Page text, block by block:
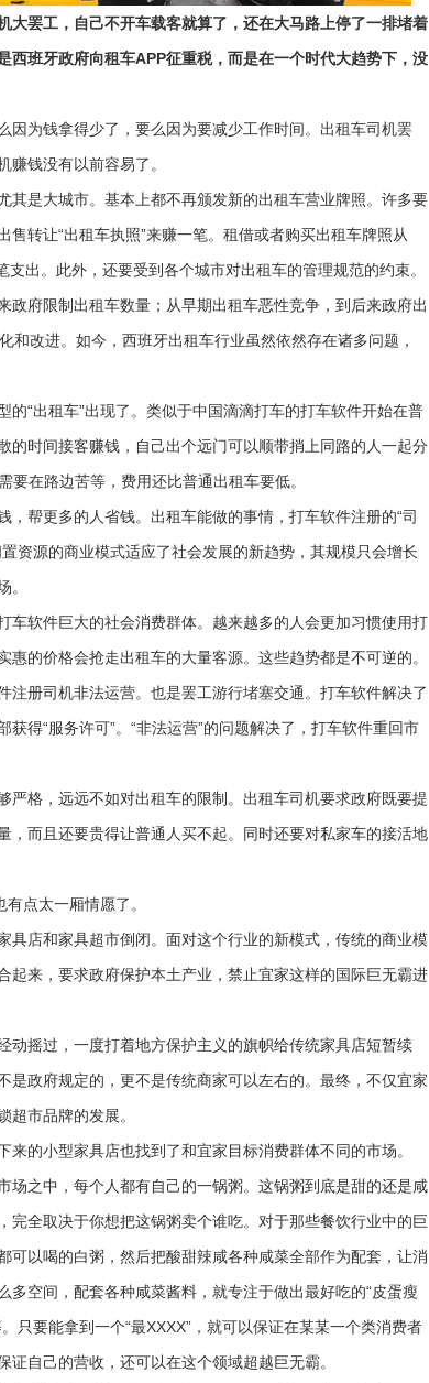
罢工，自己不开车载客就算了，还在大马路上停了一排堵着
西班牙政府向租车APP征重税，而是在一个时代大趋势下，没
为钱拿得少了，要么因为要减少工作时间。出租车司机罢
赚钱没有以前容易了。
是大城市。基本上都不再颁发新的出租车营业牌照。许多要
转让“出租车执照”来赚一笔。租借或者购买出租车牌照从
出。此外，还要受到各个城市对出租车的管理规范的约束。
府限制出租车数量；从早期出租车恶性竞争，到后来政府出
和改进。如今，西班牙出租车行业虽然依然存在诸多问题，
“出租车”出现了。类似于中国滴滴打车的打车软件开始在普
的时间接客赚钱，自己出个远门可以顺带捎上同路的人一起分
在路边苦等，费用还比普通出租车要低。
帮更多的人省钱。出租车能做的事情，打车软件注册的“司
资源的商业模式适应了社会发展的新趋势，其规模只会增长
。
软件巨大的社会消费群体。越来越多的人会更加习惯使用打
的价格会抢走出租车的大量客源。这些趋势都是不可逆的。
册司机非法运营。也是罢工游行堵塞交通。打车软件解决了
得“服务许可”。“非法运营”的问题解决了，打车软件重回市
格，远远不如对出租车的限制。出租车司机要求政府既要提
，而且还要贵得让普通人买不起。同时还要对私家车的接活地
点太一厢情愿了。
店和家具超市倒闭。面对这个行业的新模式，传统的商业模
起来，要求政府保护本土产业，禁止宜家这样的国际巨无霸进
摇过，一度打着地方保护主义的旗帜给传统家具店短暂续
是政府规定的，更不是传统商家可以左右的。最终，不仅宜家
超市品牌的发展。
的小型家具店也找到了和宜家目标消费群体不同的市场。
之中，每个人都有自己的一锅粥。这锅粥到底是甜的还是咸
完全取决于你想把这锅粥卖个谁吃。对于那些餐饮行业中的巨
可以喝的白粥，然后把酸甜辣咸各种咸菜全部作为配套，让消
空间，配套各种咸菜酱料，就专注于做出最好吃的“皮蛋瘦
只要能拿到一个“最XXXX”，就可以保证在某某一个类消费者
自己的营收，还可以在这个领域超越巨无霸。